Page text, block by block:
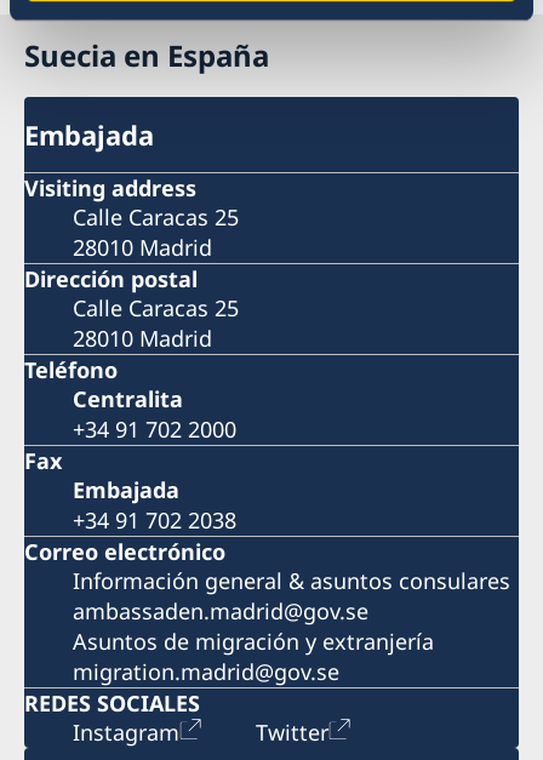
Suecia en España
Embajada
Visiting address
Calle Caracas 25
28010 Madrid
Dirección postal
Calle Caracas 25
28010 Madrid
Teléfono
Centralita
+34 91 702 2000
Fax
Embajada
+34 91 702 2038
Correo electrónico
Información general & asuntos consulares
ambassaden.madrid@gov.se
Asuntos de migración y extranjería
migration.madrid@gov.se
REDES SOCIALES
Instagram
Twitter